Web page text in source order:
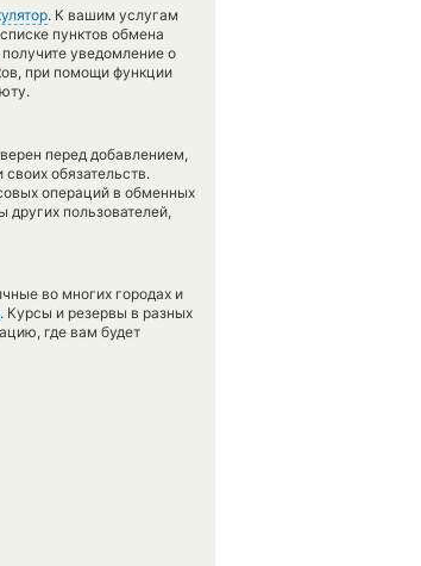
. К вашим услугам
пунктов обмена
получите уведомление о
при помощи функции
перед добавлением,
обязательств.
операций в обменных
пользователей,
во многих городах и
. Курсы и резервы в разных
где вам будет